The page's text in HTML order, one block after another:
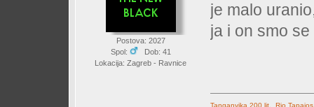
Postova: 2027
Spol:
Dob: 41
Lokacija: Zagreb - Ravnice
je malo
ja i on smo
Tanganyika 200 lit.
Rio Tapajos